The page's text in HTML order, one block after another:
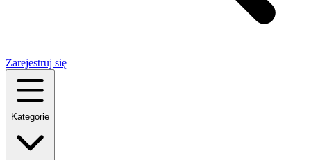
Zarejestruj się
Kategorie